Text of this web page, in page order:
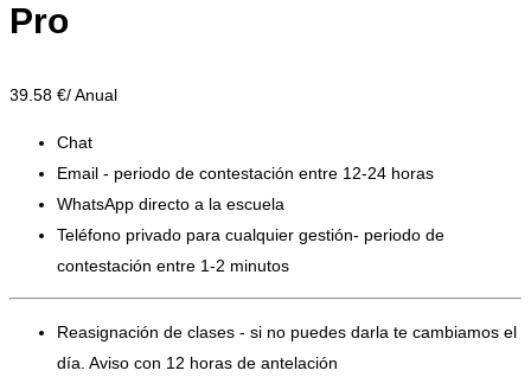
Pro
39.58 €/ Anual
Chat
Email - periodo de contestación entre 12-24 horas
WhatsApp directo a la escuela
Teléfono privado para cualquier gestión- periodo de
contestación entre 1-2 minutos
Reasignación de clases - si no puedes darla te cambiamos el
día. Aviso con 12 horas de antelación